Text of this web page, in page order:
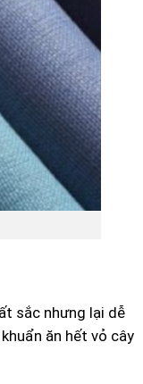
sắc nhưng lại dễ
ăn hết vỏ cây